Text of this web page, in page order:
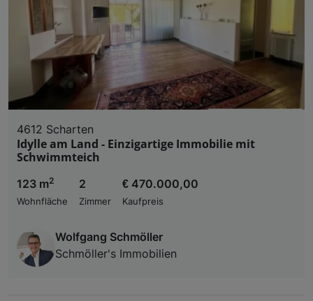
4612 Scharten
Idylle am Land - Einzigartige Immobilie mit
Schwimmteich
123 m2
Wohnfläche
2
Zimmer
€ 470.000,00
Kaufpreis
Wolfgang Schmöller
Schmöller's Immobilien